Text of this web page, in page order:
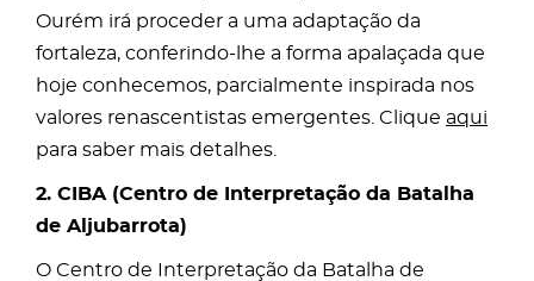
Ourém irá proceder a uma adaptação da
fortaleza, conferindo-lhe a forma apalaçada que
hoje conhecemos, parcialmente inspirada nos
valores renascentistas emergentes. Clique aqui
para saber mais detalhes.
2. CIBA (Centro de Interpretação da Batalha
de Aljubarrota)
O Centro de Interpretação da Batalha de